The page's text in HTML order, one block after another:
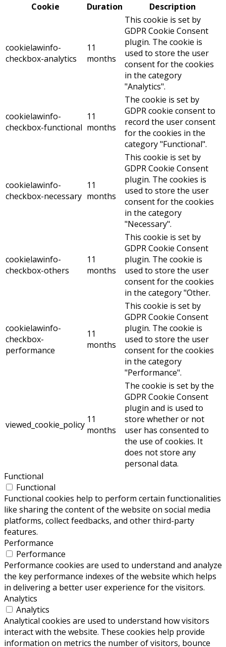
Cookie
Duration Description
cookielawinfo-
checkbox-analytics
11
months
This cookie is set by
GDPR Cookie Consent
plugin. The cookie is
used to store the user
consent for the cookies
in the category
"Analytics".
cookielawinfo-
checkbox-functional
11
months
The cookie is set by
GDPR cookie consent to
record the user consent
for the cookies in the
category "Functional".
cookielawinfo-
checkbox-necessary
11
months
This cookie is set by
GDPR Cookie Consent
plugin. The cookies is
used to store the user
consent for the cookies
in the category
"Necessary".
cookielawinfo-
checkbox-others
11
months
This cookie is set by
GDPR Cookie Consent
plugin. The cookie is
used to store the user
consent for the cookies
in the category "Other.
cookielawinfo-
checkbox-
performance
11
months
This cookie is set by
GDPR Cookie Consent
plugin. The cookie is
used to store the user
consent for the cookies
in the category
"Performance".
viewed_cookie_policy 11
months
The cookie is set by the
GDPR Cookie Consent
plugin and is used to
store whether or not
user has consented to
the use of cookies. It
does not store any
personal data.
Functional
Functional
Functional cookies help to perform certain functionalities
like sharing the content of the website on social media
platforms, collect feedbacks, and other third-party
features.
Performance
Performance
Performance cookies are used to understand and analyze
the key performance indexes of the website which helps
in delivering a better user experience for the visitors.
Analytics
Analytics
Analytical cookies are used to understand how visitors
interact with the website. These cookies help provide
information on metrics the number of visitors, bounce